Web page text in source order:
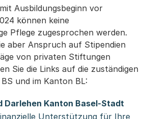
Ausbildungsbeginn vor
können keine
Pflege zugesprochen werden.
aber Anspruch auf Stipendien
von privaten Stiftungen
Sie die Links auf die zuständigen
und im Kanton BL:
Darlehen Kanton Basel-Stadt
Unterstützung für Ihre